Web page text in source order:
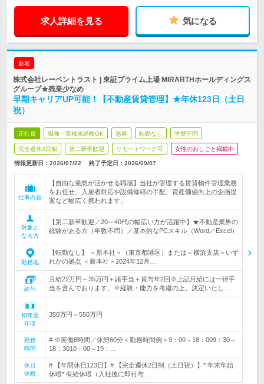
求人詳細を見る 気になる
新着
株式会社レーベントラスト | 東証プライム上場 MIRARTHホールディングス
グループ★残業少なめ
早期キャリアUP可能！【不動産賃貸管理】★年休123日（土日
祝）
正社員 職種・業種未経験OK 急募 転勤なし 学歴不問
完全週休2日制 第二新卒歓迎 リモートワーク可 女性のおしごと掲載中
情報更新日：2026/07/22 終了予定日： 2026/09/07
仕事内容
【自由な発想が活かせる職場】当社が管理する賃貸物件管理業務
をお任せ。入居者対応や設備修繕の手配、資産価値向上の企画提
案など幅広く携われます。
対象と
なる方
【第二新卒歓迎／20～40代の幅広い方が活躍中】★不動産業界の
経験がある方（年数不問）／基本的なPCスキル（Word／Excel）
勤務地
【転勤なし】 ＜新本社＞（東京都港区）または＜横浜支店＞いず
れかの拠点 ＜新本社＞2024年12月…
給与
月給22万円～35万円＋諸手当＋賞与年2回※上記月給には一律手
当を含んでおります。※経験・能力を考慮の上、決定いたし…
初年度
年収
350万円～550万円
勤務
時間
# ※実働8時間／休憩60分＜勤務時間例＞9：00～18：009：30～
18：3010：00～19：…
休日
休暇
# 【年間休日123日】# 【完全週休2日制（土日祝）】* 年末年始
休暇* 有給休暇（入社後に即付与…